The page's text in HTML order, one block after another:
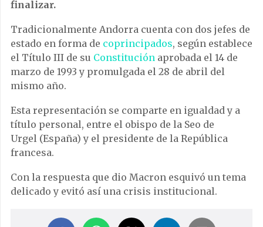
finalizar.
Tradicionalmente Andorra cuenta con dos jefes de
estado en forma de coprincipados, según establece
el Título III de su Constitución aprobada el 14 de
marzo de 1993 y promulgada el 28 de abril del
mismo año.
Esta representación se comparte en igualdad y a
título personal, entre el obispo de la Seo de
Urgel (España) y el presidente de la República
francesa.
Con la respuesta que dio Macron esquivó un tema
delicado y evitó así una crisis institucional.